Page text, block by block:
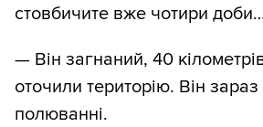
стовбичите вже чотири
— Він загнаний, 40
оточили територію. Він
полюванні.